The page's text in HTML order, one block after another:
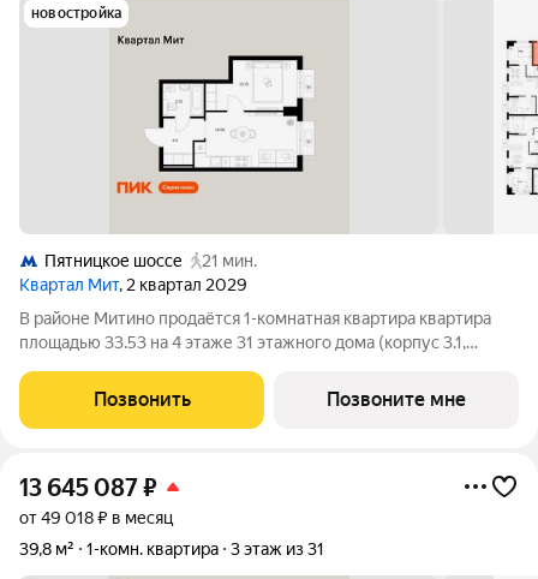
новостройка
Пятницкое шоссе
21 мин.
Квартал Мит, 2 квартал 2029
В районе Митино продаётся 1-комнатная квартира квартира
площадью 33.53 на 4 этаже 31 этажного дома (корпус 3.1,
расположение 20 минут пешком до станции метро
«Пятницкое шоссе». 8 минут на автомобиле до
Позвонить Позвоните мне
13 645 087₽
от 49 018 ₽ в месяц
39,8 м²
1-комн. квартира 3 этаж из 31